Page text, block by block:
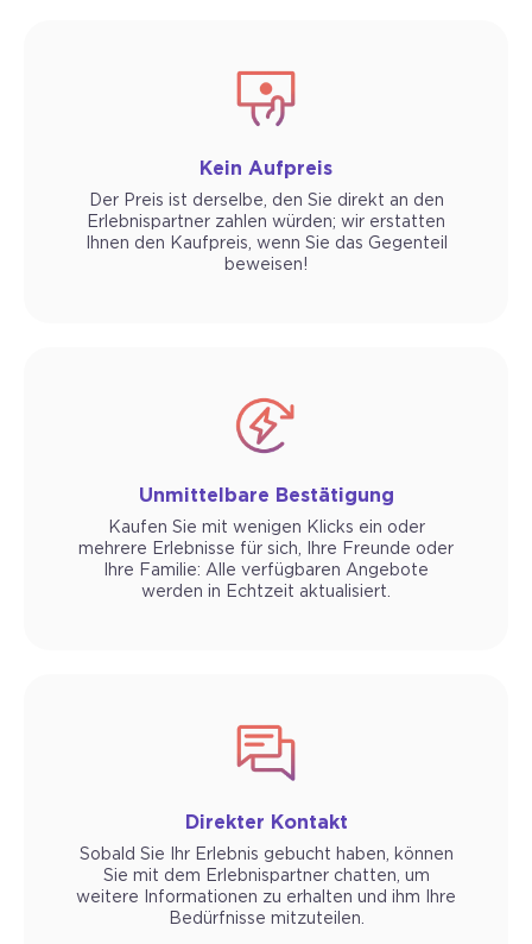
Kein Aufpreis
Der Preis ist derselbe, den Sie direkt an den
Erlebnispartner zahlen würden; wir erstatten
Ihnen den Kaufpreis, wenn Sie das Gegenteil
beweisen!
Unmittelbare Bestätigung
Kaufen Sie mit wenigen Klicks ein oder
mehrere Erlebnisse für sich, Ihre Freunde oder
Ihre Familie: Alle verfügbaren Angebote
werden in Echtzeit aktualisiert.
Direkter Kontakt
Sobald Sie Ihr Erlebnis gebucht haben, können
Sie mit dem Erlebnispartner chatten, um
weitere Informationen zu erhalten und ihm Ihre
Bedürfnisse mitzuteilen.